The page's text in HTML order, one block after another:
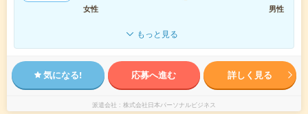
女性 男性
もっと見る
気になる! 応募へ進む 詳しく見る
派遣会社 株式会社日本パーソナルビジネス